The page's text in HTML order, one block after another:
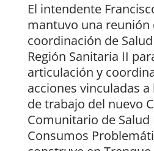
El intendente
mantuvo una reunión
coordinación de
Región Sanitaria II
articulación y
acciones vinculadas
de trabajo del nuevo
Comunitario de Salud
Consumos